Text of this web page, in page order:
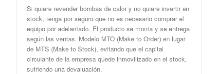
Si quiere revender bombas de calor y no quiere invertir en
stock, tenga por seguro que no es necesario comprar el
equipo por adelantado. El producto se monta y se entrega
según las ventas. Modelo MTO (Make to Order) en lugar
de MTS (Make to Stock), evitando que el capital
circulante de la empresa quede inmovilizado en el stock,
sufriendo una devaluación.